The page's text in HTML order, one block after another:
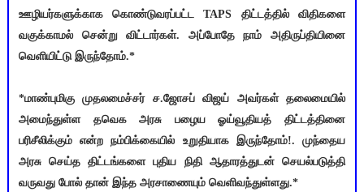
ஊழியர்களுக்காக கொண்டுவரப்பட்ட TAPS திட்டத்தில் விதிகளை
வகுக்காமல் சென்று விட்டார்கள். அப்போதே நாம் அதிருப்தியினை
வெளியிட்டு இருந்தோம்.*
*மாண்புமிகு முதலமைச்சர் ச.ஜோசப் விஜய் அவர்கள் தலைமையில்
அமைந்துள்ள தவெக அரசு பழைய ஓய்வூதியத் திட்டத்தினை
பரிசீலிக்கும் என்ற நம்பிக்கையில் உறுதியாக இருந்தோம்!. முந்தைய
அரசு செய்த திட்டங்களை புதிய நிதி ஆதாரத்துடன் செயல்படுத்தி
வருவது போல் தான் இந்த அரசாணையும் வெளிவந்துள்ளது.*